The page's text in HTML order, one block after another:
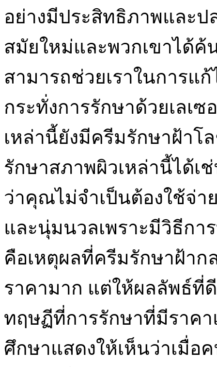
อย่างมีประสิทธิภาพและ
สมัยใหม่และพวกเขาได้
สามารถช่วยเราในการแ
กระทั่งการรักษาด้วยเลเ
เหล่านี้ยังมีครีมรักษาฝ้าโ
รักษาสภาพผิวเหล่านี้ได้เ
ว่าคุณไม่จำเป็นต้องใช้จ่า
และนุ่มนวลเพราะมีวิธีกา
คือเหตุผลที่ครีมรักษาฝ้าก
ราคามาก แต่ให้ผลลัพธ์ที่
ทฤษฏีที่การรักษาที่มีราค
ศึกษาแสดงให้เห็นว่าเมื่อ